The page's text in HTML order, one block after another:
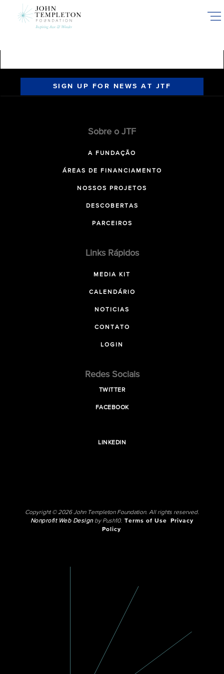
SIGN UP FOR NEWS AT JTF
Sobre o JTF
A FUNDAÇÃO
ÁREAS DE FINANCIAMENTO
NOSSOS PROJETOS
DESCOBERTAS
PARCEIROS
Links Rápidos
MEDIA KIT
CALENDÁRIO
NOTICIAS
CONTATO
LOGIN
Redes Sociais
TWITTER
FACEBOOK
LINKEDIN
Copyright © 2026 John Templeton Foundation. All rights reserved.
Nonprofit Web Designby Push10. Terms of Use
Privacy
Policy